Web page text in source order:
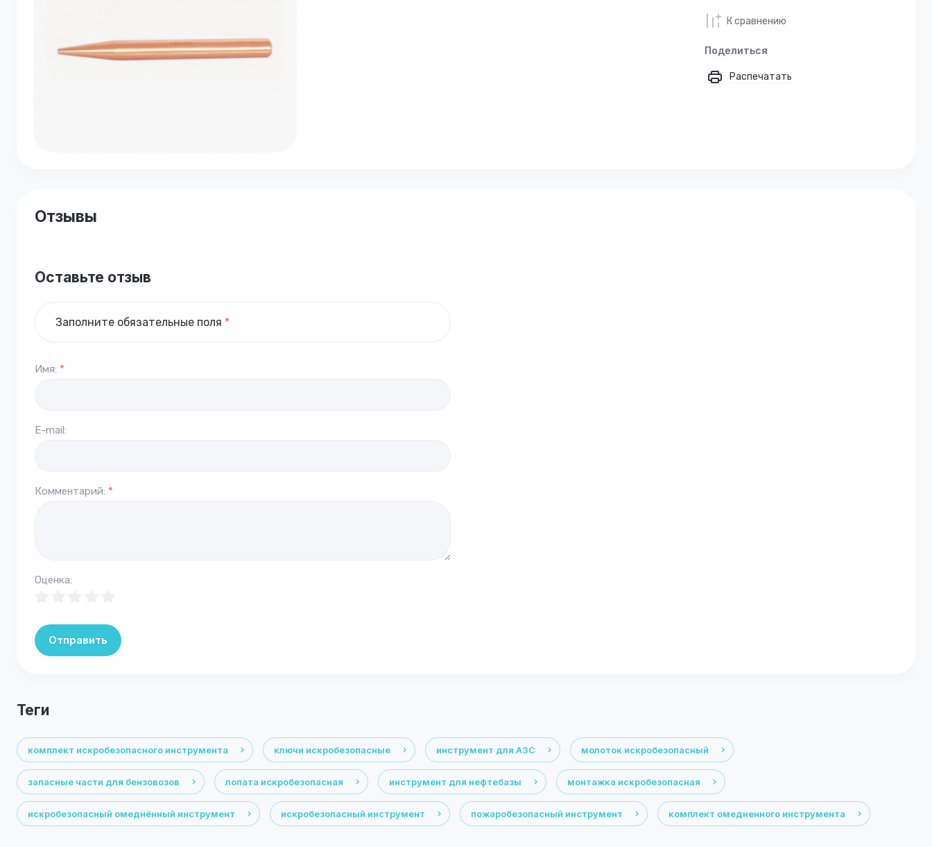
К сравнению
Поделиться
Распечатать
Отзывы
Оставьте отзыв
Заполните обязательные поля *
Имя: *
E-mail:
Комментарий: *
Оценка:
Отправить
теги
комплект искробезопасного инструмента ключи искробезопасные инструмент для АЗС молоток искробезопасный
запасные части для бензовозов лопата искробезопасная инструмент для нефтебазы монтажка искробезопасная
искробезопасный омеднённый инструмент искробезопасный инструмент пожаробезопасный инструмент комплект омедненного инструмента